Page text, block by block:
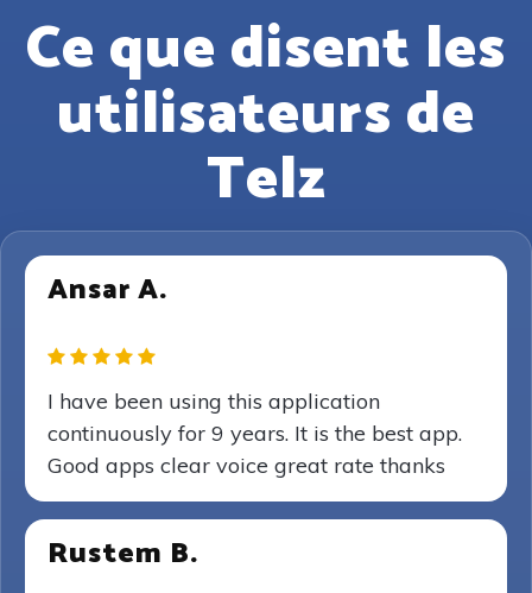
Ce que disent les
utilisateurs de
Telz
Ansar A.
I have been using this application
continuously for 9 years. It is the best app.
Good apps clear voice great rate thanks
Rustem B.